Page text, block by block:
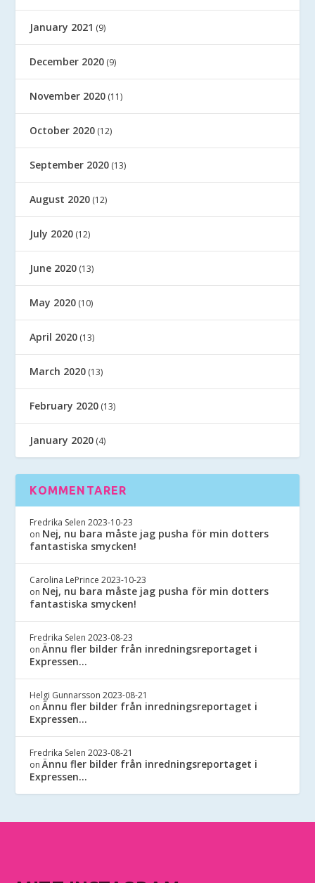
January 2021 (9)
December 2020 (9)
November 2020 (11)
October 2020 (12)
September 2020 (13)
August 2020 (12)
July 2020 (12)
June 2020 (13)
May 2020 (10)
April 2020 (13)
March 2020 (13)
February 2020 (13)
January 2020 (4)
KOMMENTARER
Fredrika Selen 2023-10-23
on Nej, nu bara måste jag pusha för min dotters
fantastiska smycken!
Carolina LePrince 2023-10-23
on Nej, nu bara måste jag pusha för min dotters
fantastiska smycken!
Fredrika Selen 2023-08-23
onÄnnu fler bilder från inredningsreportaget i
Expressen…
Helgi Gunnarsson 2023-08-21
onÄnnu fler bilder från inredningsreportaget i
Expressen…
Fredrika Selen 2023-08-21
onÄnnu fler bilder från inredningsreportaget i
Expressen…